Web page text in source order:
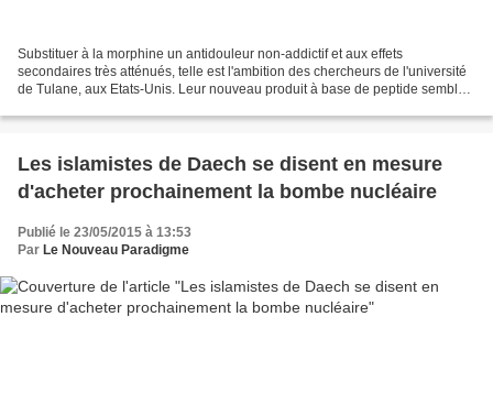
Substituer à la morphine un antidouleur non-addictif et aux effets
secondaires très atténués, telle est l'ambition des chercheurs de l'université
de Tulane, aux Etats-Unis. Leur nouveau produit à base de peptide semble
Les islamistes de Daech se disent en mesure
d'acheter prochainement la bombe nucléaire
Publié le 23/05/2015 à 13:53
Par Le Nouveau Paradigme